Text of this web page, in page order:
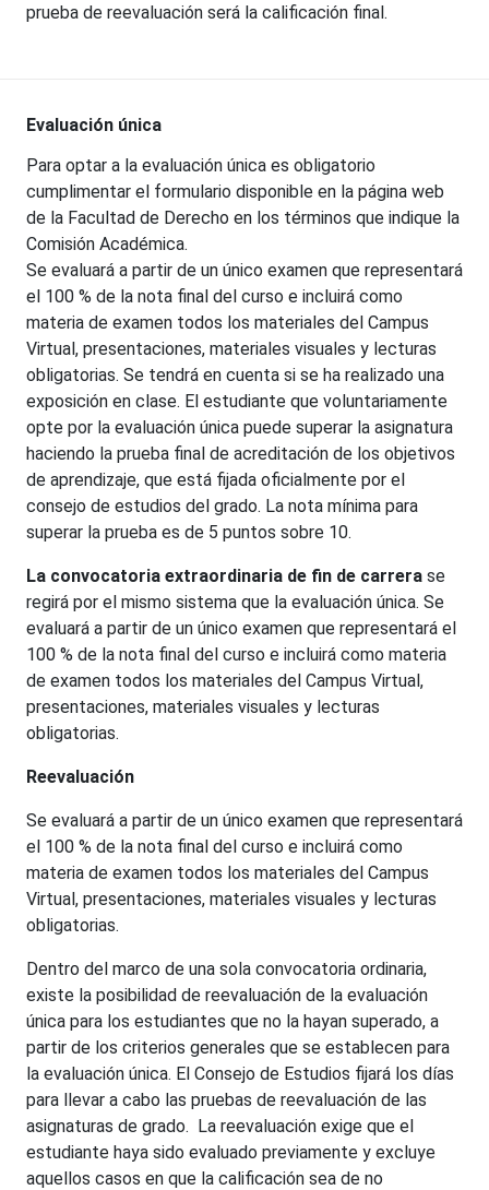
prueba de reevaluación será la calificación final.
Evaluación única
Para optar a la evaluación única es obligatorio
cumplimentar el formulario disponible en la página web
de la Facultad de Derecho en los términos que indique la
Comisión Académica.
Se evaluará a partir de un único examen que representará
el 100 % de la nota final del curso e incluirá como
materia de examen todos los materiales del Campus
Virtual, presentaciones, materiales visuales y lecturas
obligatorias. Se tendrá en cuenta si se ha realizado una
exposición en clase. El estudiante que voluntariamente
opte por la evaluación única puede superar la asignatura
haciendo la prueba final de acreditación de los objetivos
de aprendizaje, que está fijada oficialmente por el
consejo de estudios del grado. La nota mínima para
superar la prueba es de 5 puntos sobre 10.
La convocatoria extraordinaria de fin de carrera se
regirá por el mismo sistema que la evaluación única. Se
evaluará a partir de un único examen que representará el
100 % de la nota final del curso e incluirá como materia
de examen todos los materiales del Campus Virtual,
presentaciones, materiales visuales y lecturas
obligatorias.
Reevaluación
Se evaluará a partir de un único examen que representará
el 100 % de la nota final del curso e incluirá como
materia de examen todos los materiales del Campus
Virtual, presentaciones, materiales visuales y lecturas
obligatorias.
Dentro del marco de una sola convocatoria ordinaria,
existe la posibilidad de reevaluación de la evaluación
única para los estudiantes que no la hayan superado, a
partir de los criterios generales que se establecen para
la evaluación única. El Consejo de Estudios fijará los días
para llevar a cabo las pruebas de reevaluación de las
asignaturas de grado. La reevaluación exige que el
estudiante haya sido evaluado previamente y excluye
aquellos casos en que la calificación sea de no